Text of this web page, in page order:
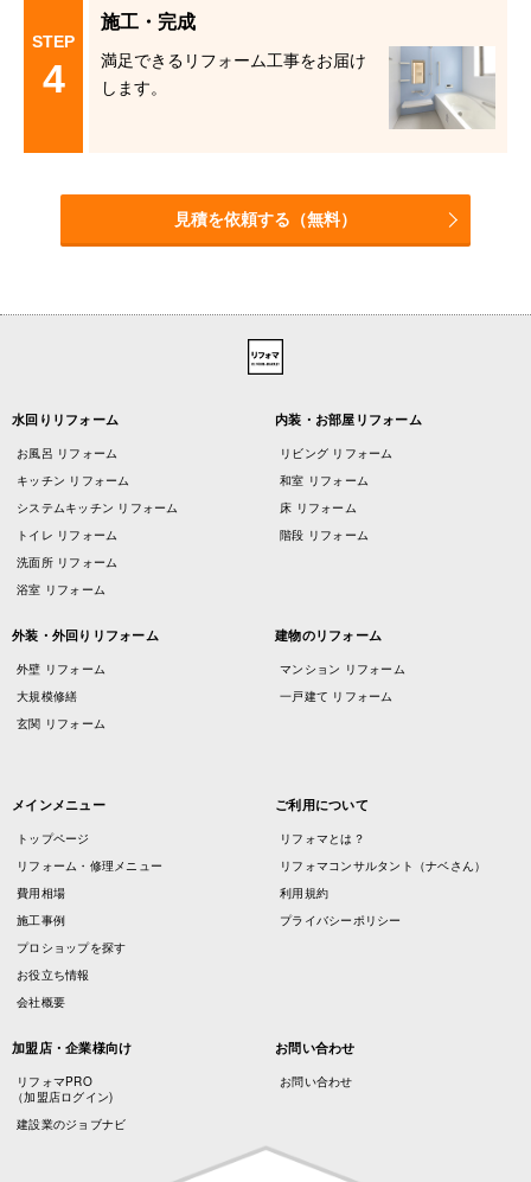
STEP
4
施工・完成
満足できるリフォーム工事をお届け
します。
見積を依頼する（無料）
水回りリフォーム
お風呂 リフォーム
キッチン リフォーム
システムキッチン リフォーム
トイレ リフォーム
洗面所 リフォーム
浴室 リフォーム
内装・お部屋リフォーム
リビング リフォーム
和室 リフォーム
床 リフォーム
階段 リフォーム
外装・外回りリフォーム
外壁 リフォーム
大規模修繕
玄関 リフォーム
建物のリフォーム
マンション リフォーム
一戸建て リフォーム
メインメニュー
トップページ
リフォーム・修理メニュー
費用相場
施工事例
プロショップを探す
お役立ち情報
会社概要
ご利用について
リフォマとは？
リフォマコンサルタント（ナベさん）
利用規約
プライバシーポリシー
加盟店・企業様向け
リフォマPRO
（加盟店ログイン)
建設業のジョブナビ
お問い合わせ
お問い合わせ